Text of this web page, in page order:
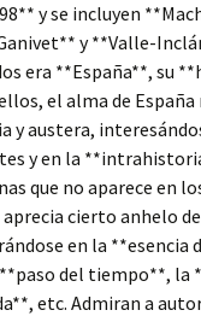
y se incluyen
y **Valle-
era **España**, su
el alma de España
y austera,
y en la
que no aparece en
cierto anhelo
en la **esencia
del tiempo**, la
etc. Admiran a